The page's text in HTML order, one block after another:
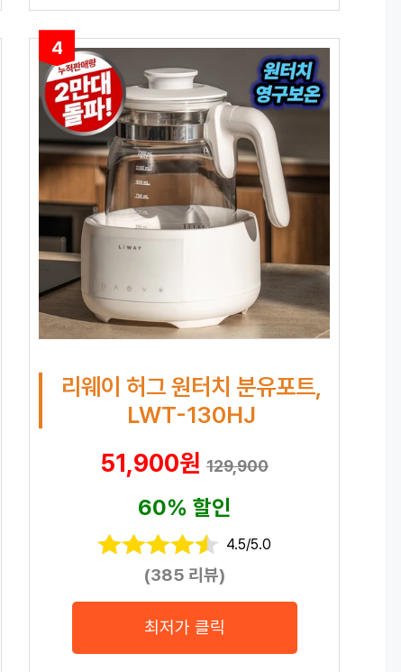
4
리웨이 허그 원터치 분유포트,
LWT-130HJ
51,900원 129,900
60% 할인
4.5/5.0
(385 리뷰)
최저가 클릭